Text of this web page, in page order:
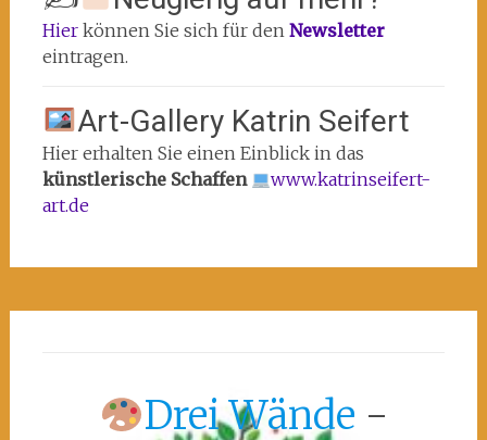
Hierkönnen Sie sich für den Newsletter
eintragen.
Art-Gallery Katrin Seifert
Hier erhalten Sie einen Einblick in das
künstlerische Schaffen
www.katrinseifert-
art.de
Drei Wände -